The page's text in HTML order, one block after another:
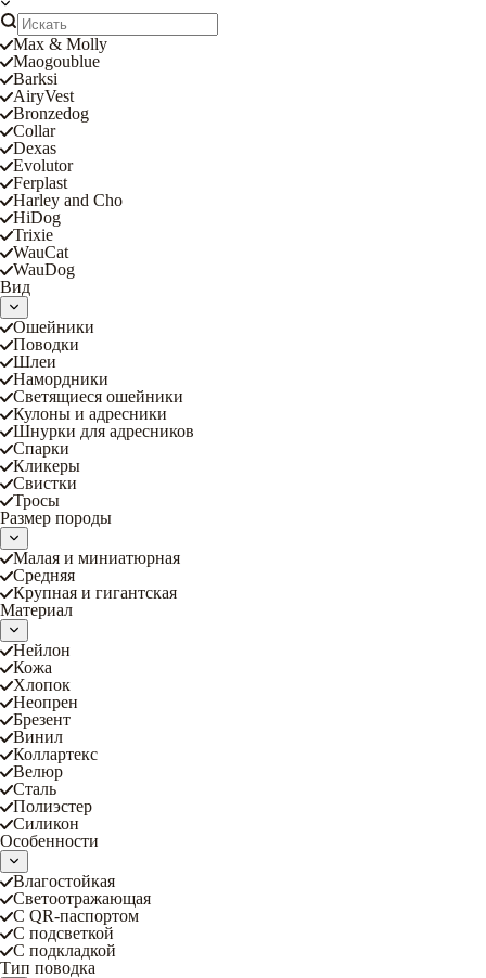
Max & Molly
Maogoublue
Barksi
AiryVest
Bronzedog
Collar
Dexas
Evolutor
Ferplast
Harley and Cho
HiDog
Trixie
WauCat
WauDog
Вид
Ошейники
Поводки
Шлеи
Намордники
Светящиеся ошейники
Кулоны и адресники
Шнурки для адресников
Спарки
Кликеры
Свистки
Тросы
Размер породы
Малая и миниатюрная
Средняя
Крупная и гигантская
Материал
Нейлон
Кожа
Хлопок
Неопрен
Брезент
Винил
Коллартекс
Велюр
Сталь
Полиэстер
Силикон
Особенности
Влагостойкая
Светоотражающая
С QR-паспортом
С подсветкой
С подкладкой
Тип поводка